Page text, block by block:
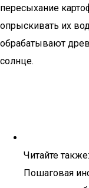
пересыхание
опрыскивать их
обрабатывают
солнце.
Читайте также:
Пошаговая